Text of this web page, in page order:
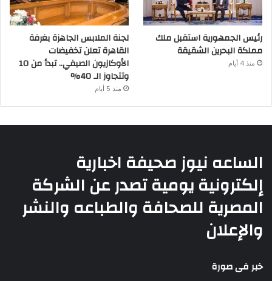
رئيس الجمهورية استقبل ملك
مملكة البحرين الشقيقة
منذ 4 أيام
لجنة الملابس الجاهزة بغرفة
القاهرة تعلن تخفيضات
الأوكازيون الصيفي.. تبدأ من 10
وتتجاوز الـ 40%
منذ 5 أيام
الساعه نيوز صحيفة اخبارية
إلكترونية يومية تصدر عن الشركة
المصرية للصحافة والطباعه والنشر
والإعلان
خبر فى صورة